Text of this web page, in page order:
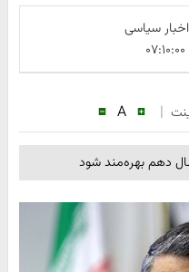
سیاسی
|
A
دهم بهره‌مند شود